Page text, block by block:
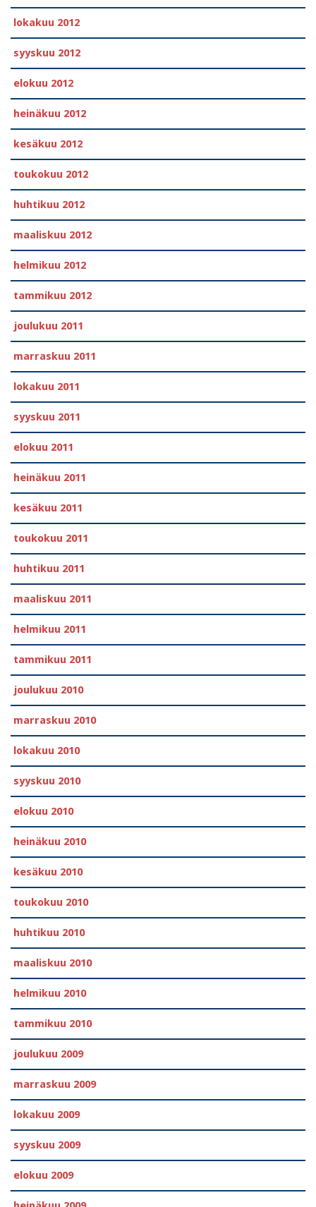
lokakuu 2012
syyskuu 2012
elokuu 2012
heinäkuu 2012
kesäkuu 2012
toukokuu 2012
huhtikuu 2012
maaliskuu 2012
helmikuu 2012
tammikuu 2012
joulukuu 2011
marraskuu 2011
lokakuu 2011
syyskuu 2011
elokuu 2011
heinäkuu 2011
kesäkuu 2011
toukokuu 2011
huhtikuu 2011
maaliskuu 2011
helmikuu 2011
tammikuu 2011
joulukuu 2010
marraskuu 2010
lokakuu 2010
syyskuu 2010
elokuu 2010
heinäkuu 2010
kesäkuu 2010
toukokuu 2010
huhtikuu 2010
maaliskuu 2010
helmikuu 2010
tammikuu 2010
joulukuu 2009
marraskuu 2009
lokakuu 2009
syyskuu 2009
elokuu 2009